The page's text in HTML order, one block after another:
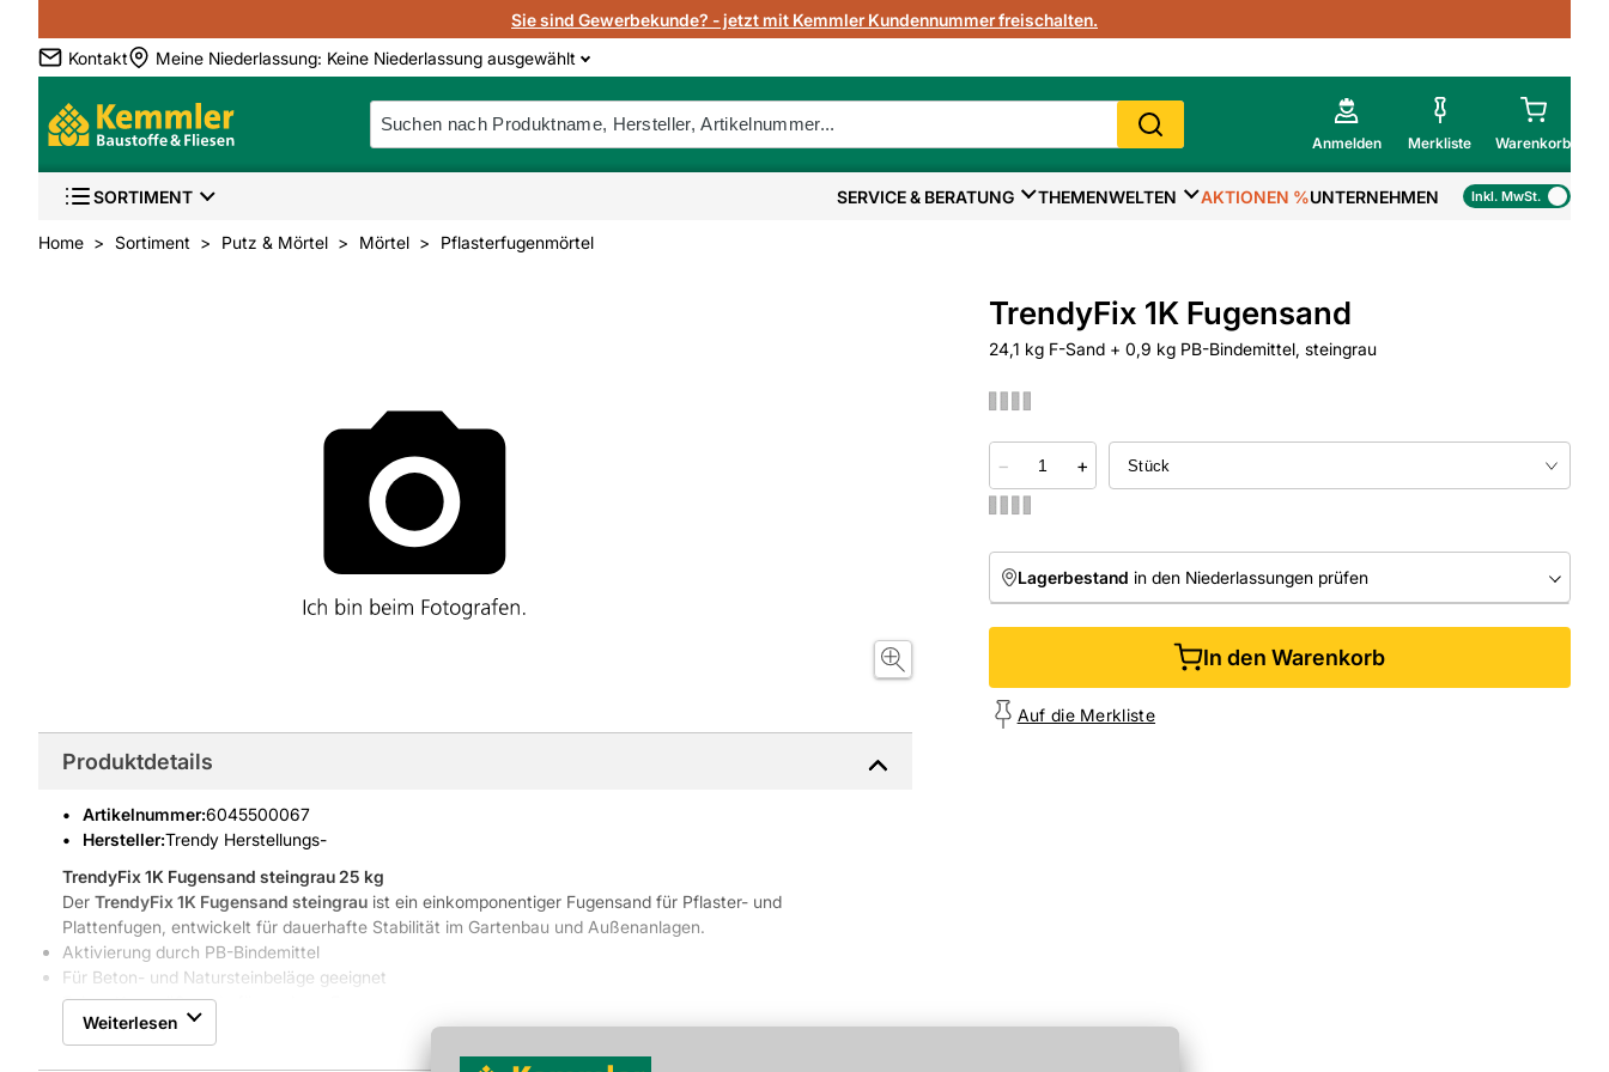
Sie sind Gewerbekunde? - jetzt mit Kemmler Kundennummer freischalten.
Kontakt
Meine Niederlassung: Keine Niederlassung ausgewählt
Anmelden Merkliste Warenkorb
Mein Warenkorb
Zur Kasse
SORTIMENT SERVICE & BERATUNG THEMENWELTEN AKTIONEN %UNTERNEHMEN Inkl. MwSt.
Home Sortiment Putz & Mörtel Mörtel Pflasterfugenmörtel
TrendyFix 1K Fugensand
24,1 kg F-Sand + 0,9 kg PB-Bindemittel, steingrau
− +
Lagerbestand in den Niederlassungen prüfen
NIEDERLASSUNGEN
In den Warenkorb
Auf die Merkliste
Produktdetails
Artikelnummer:6045500067
Hersteller:Trendy Herstellungs-
TrendyFix 1K Fugensand steingrau 25 kg
Der TrendyFix 1K Fugensand steingrau ist ein einkomponentiger Fugensand für Pflaster- und
Plattenfugen, entwickelt für dauerhafte Stabilität im Gartenbau und Außenanlagen.
Aktivierung durch PB-Bindemittel
Für Beton- und Natursteinbeläge geeignet
Feiner Korngrößenmix für saubere Fugen
Zusammensetzung klar definiert
Eigenschaften & Vorteile
Weiterlesen